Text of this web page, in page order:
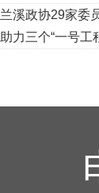
兰溪政协29家委
助力三个“一号